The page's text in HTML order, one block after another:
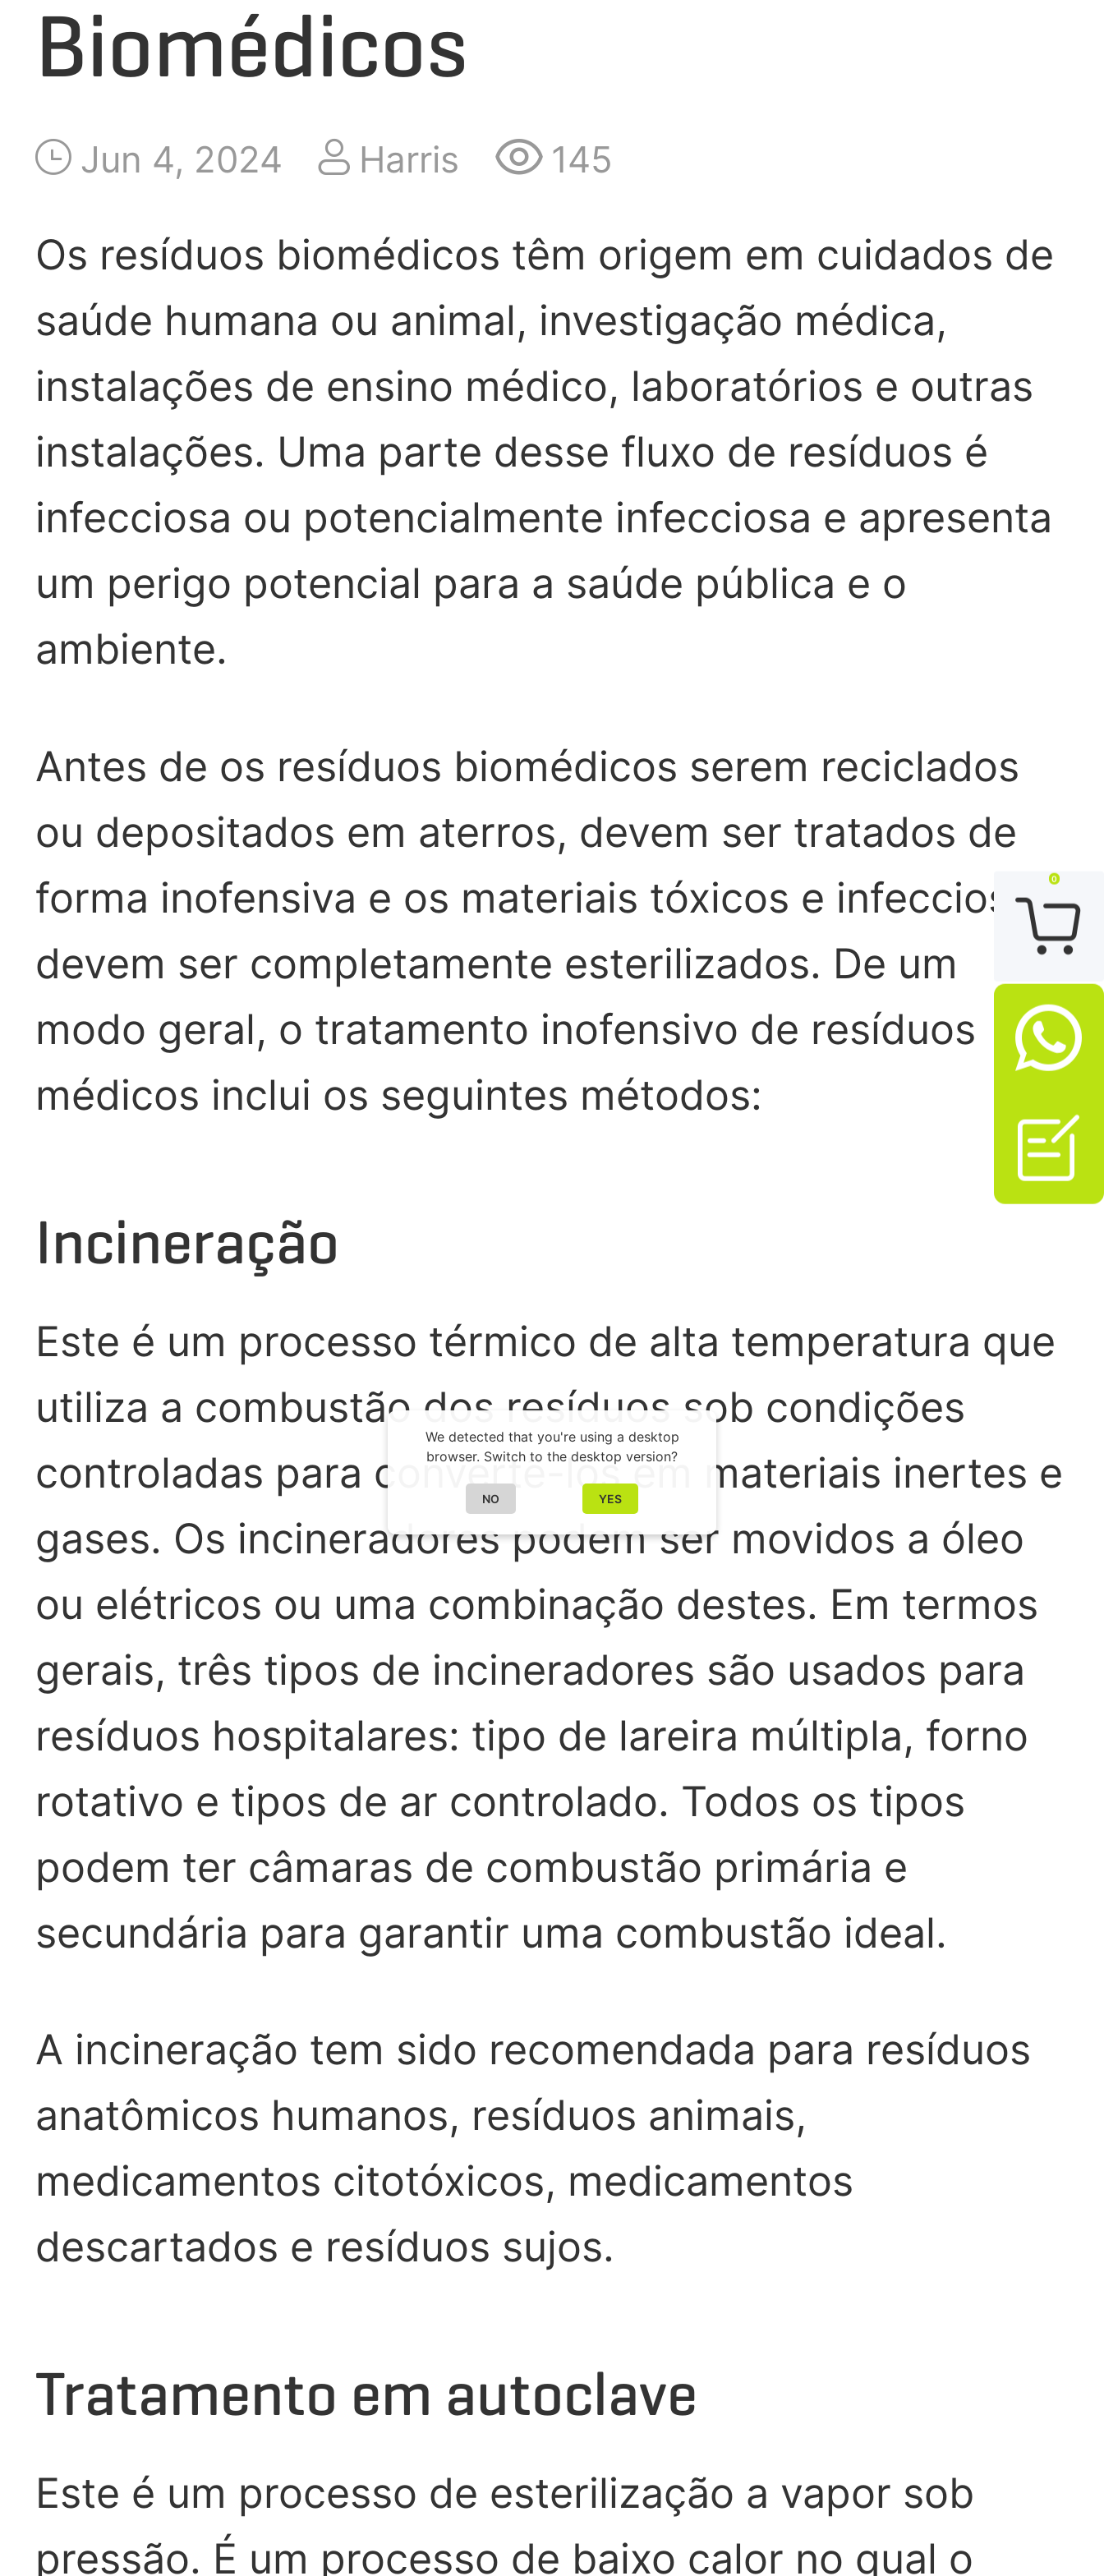
APLICAÇÃO
LANÇAMENTO
SOBRE NÓS
FALE CONOSCO
Biomédicos
Jun 4, 2024 Harris 145
Os resíduos biomédicos têm origem em cuidados de
saúde humana ou animal, investigação médica,
instalações de ensino médico, laboratórios e outras
instalações. Uma parte desse fluxo de resíduos é
infecciosa ou potencialmente infecciosa e apresenta
um perigo potencial para a saúde pública e o
ambiente.
Antes de os resíduos biomédicos serem reciclados
ou depositados em aterros, devem ser tratados de
forma inofensiva e os materiais tóxicos e infecciosos
devem ser completamente esterilizados. De um
modo geral, o tratamento inofensivo de resíduos
médicos inclui os seguintes métodos:
Incineração
Este é um processo térmico de alta temperatura que
utiliza a combustão dos resíduos sob condições
controladas para convertê-los em materiais inertes e
gases. Os incineradores podem ser movidos a óleo
ou elétricos ou uma combinação destes. Em termos
gerais, três tipos de incineradores são usados para
resíduos hospitalares: tipo de lareira múltipla, forno
rotativo e tipos de ar controlado. Todos os tipos
podem ter câmaras de combustão primária e
secundária para garantir uma combustão ideal.
A incineração tem sido recomendada para resíduos
anatômicos humanos, resíduos animais,
medicamentos citotóxicos, medicamentos
descartados e resíduos sujos.
Tratamento em autoclave
Este é um processo de esterilização a vapor sob
pressão. É um processo de baixo calor no qual o
We detected that you're using a desktop
browser. Switch to the desktop version?
NO YES

0

